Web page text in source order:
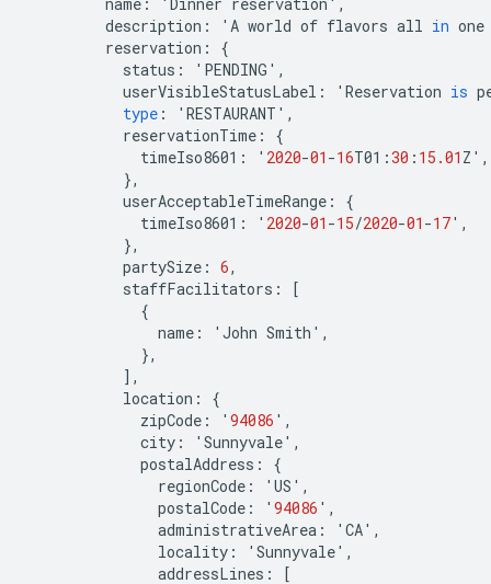
description : ' A world of flavors all in one
reservation :
{
status : ' PENDING ' ,
userVisibleStatusLabel : ' Reservation is
type : ' RESTAURANT ' ,
reservationTime :
{
timeIso8601 : ' 2020-01 -16T01 :30 : 15.01 Z ' ,
},
userAcceptableTimeRange :
{
timeIso8601 : ' 2020-01 -15/2020-01 -17' ,
},
partySize : 6,
staffFacilitators :
[
{
name : ' John Smith ' ,
},
],
location :
{
zipCode : ' 94086 ' ,
city : ' Sunnyvale' ,
postalAddress :
{
regionCode : ' US ' ,
postalCode : ' 94086 ' ,
administrativeArea : ' CA' ,
locality : ' Sunnyvale' ,
addressLines :
[